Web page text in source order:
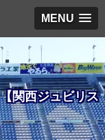
MENU
関西ジュビリス